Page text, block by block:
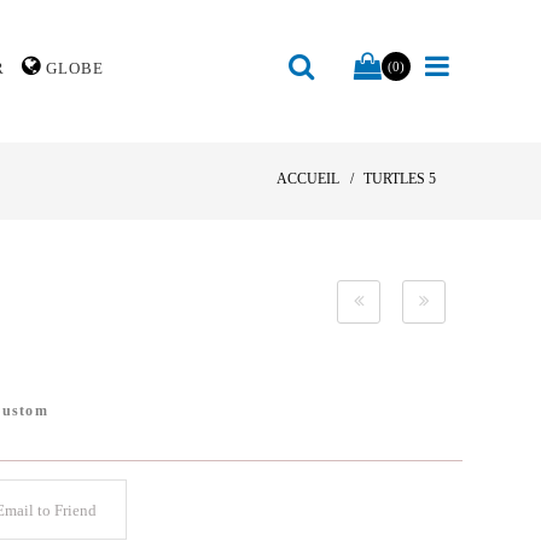
GLOBE (0)
ACCUEIL TURTLES 5
to Friend